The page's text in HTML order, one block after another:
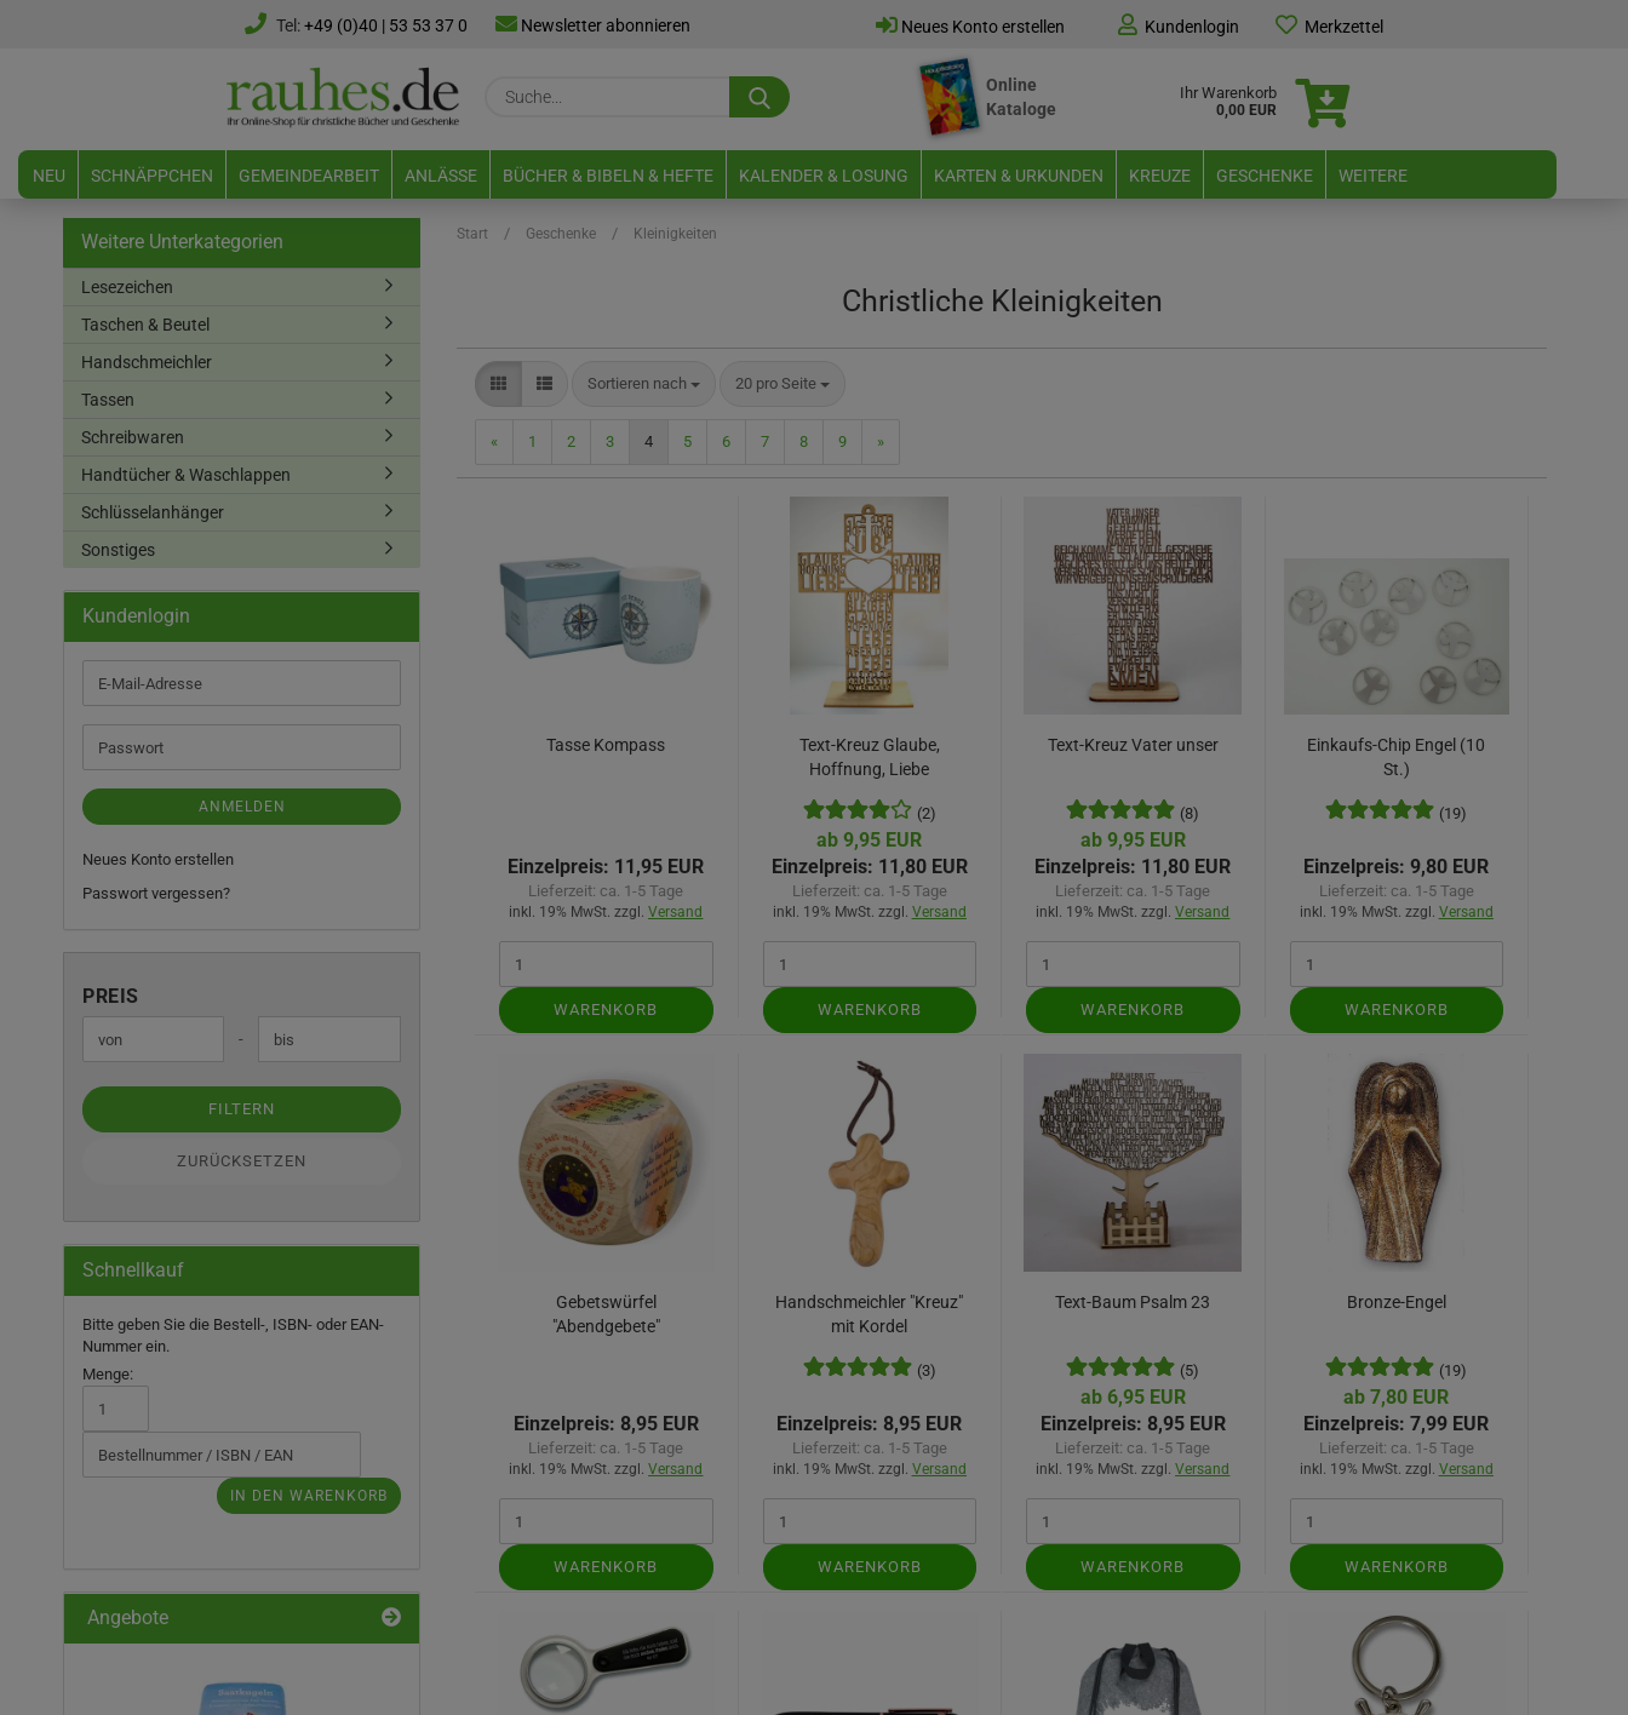
Tel:+49 (0)40 | 53 53 37 0 Newsletter abonnieren Neues Konto erstellen Kundenlogin Merkzettel
Suche...
Online
Kataloge
Ihr Warenkorb
0,00 EUR
NEU SCHNÄPPCHEN GEMEINDEARBEIT ANLÄSSE BÜCHER & BIBELN & HEFTE KALENDER & LOSUNG KARTEN & URKUNDEN KREUZE GESCHENKE WEITERE
Start / Geschenke / Kleinigkeiten
Christliche Kleinigkeiten
Sortieren nach
Sortieren nach 20 pro Seite
pro Seite
« 1 2 3 4 5 6 7 8 9 »
Tasse Kompass
Einzelpreis: 11,95 EUR
Lieferzeit: ca. 1-5 Tage
inkl. 19% MwSt. zzgl.Versand
WARENKORB
Text-Kreuz Glaube,
Hoffnung, Liebe
(2)
ab 9,95 EUR
Einzelpreis: 11,80 EUR
Lieferzeit: ca. 1-5 Tage
inkl. 19% MwSt. zzgl. Versand
WARENKORB
Text-Kreuz Vater unser
(8)
ab 9,95 EUR
Einzelpreis: 11,80 EUR
Lieferzeit: ca. 1-5 Tage
inkl. 19% MwSt. zzgl.Versand
WARENKORB
Einkaufs-Chip Engel (10
St.)
(19)
Einzelpreis: 9,80 EUR
Lieferzeit: ca. 1-5 Tage
inkl. 19% MwSt. zzgl. Versand
WARENKORB
Gebetswürfel
"Abendgebete"
Einzelpreis: 8,95 EUR
Lieferzeit: ca. 1-5 Tage
inkl. 19% MwSt. zzgl.Versand
WARENKORB
Handschmeichler "Kreuz"
mit Kordel
(3)
Einzelpreis: 8,95 EUR
Lieferzeit: ca. 1-5 Tage
inkl. 19% MwSt. zzgl. Versand
WARENKORB
Text-Baum Psalm 23
(5)
ab 6,95 EUR
Einzelpreis: 8,95 EUR
Lieferzeit: ca. 1-5 Tage
inkl. 19% MwSt. zzgl.Versand
WARENKORB
Bronze-Engel
(19)
ab 7,80 EUR
Einzelpreis: 7,99 EUR
Lieferzeit: ca. 1-5 Tage
inkl. 19% MwSt. zzgl. Versand
WARENKORB
Weitere Unterkategorien
Lesezeichen
Taschen & Beutel
Handschmeichler
Tassen
Schreibwaren
Handtücher & Waschlappen
Schlüsselanhänger
Sonstiges
Kundenlogin
E-
Mail-
Adresse
Passwort
ANMELDEN
Neues Konto erstellen
Passwort vergessen?
PREIS
Preis bis -
FILTERN
ZURÜCKSETZEN
Schnellkauf
BITTE
GEBEN
SIE
DIE
BESTELL-,
ISBN-
ODER
EAN-
Bitte geben Sie die Bestell-, ISBN- oder EAN-
Nummer ein.
Menge:
IN DEN WARENKORB
Angebote